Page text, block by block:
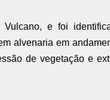
e foi
alvenaria em
de vegetação e